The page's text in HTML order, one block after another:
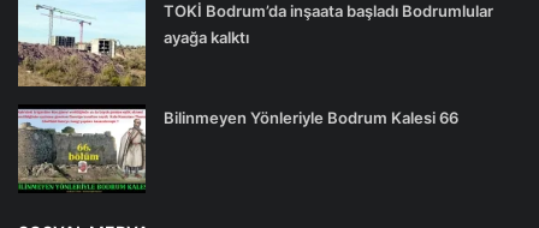
TOKİ Bodrum’da inşaata başladı Bodrumlular
ayağa kalktı
Bilinmeyen Yönleriyle Bodrum Kalesi 66